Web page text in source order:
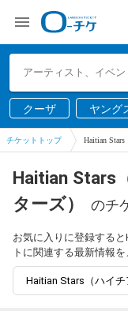
クーザ
ヤング
ー
チケットトップ Haitian
Haitian Stars
ターズ）
のチ
お気に入りに登録する
トに関連する最新情報
Haitian Stars（ハイ